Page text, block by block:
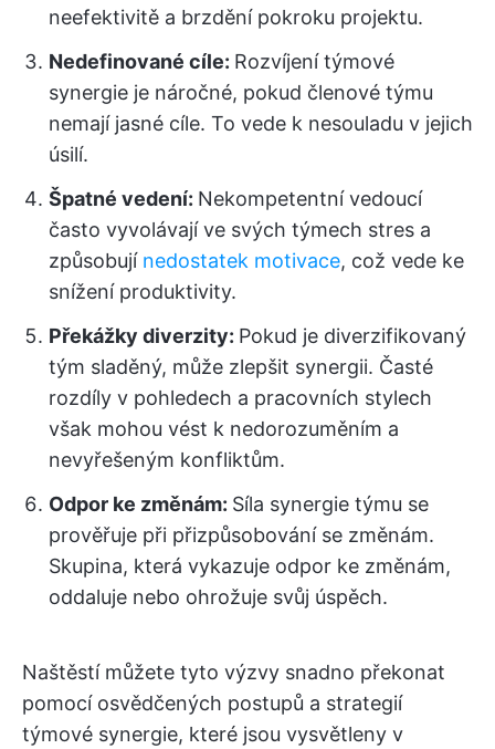
neefektivitě a brzdění pokroku projektu.
Nedefinované cíle: Rozvíjení týmové
synergie je náročné, pokud členové týmu
nemají jasné cíle. To vede k nesouladu v jejich
úsilí.
Špatné vedení: Nekompetentní vedoucí
často vyvolávají ve svých týmech stres a
způsobují nedostatek motivace, což vede ke
snížení produktivity.
Překážky diverzity: Pokud je diverzifikovaný
tým sladěný, může zlepšit synergii. Časté
rozdíly v pohledech a pracovních stylech
však mohou vést k nedorozuměním a
nevyřešeným konfliktům.
Odpor ke změnám: Síla synergie týmu se
prověřuje při přizpůsobování se změnám.
Skupina, která vykazuje odpor ke změnám,
oddaluje nebo ohrožuje svůj úspěch.
Naštěstí můžete tyto výzvy snadno překonat
pomocí osvědčených postupů a strategií
týmové synergie, které jsou vysvětleny v